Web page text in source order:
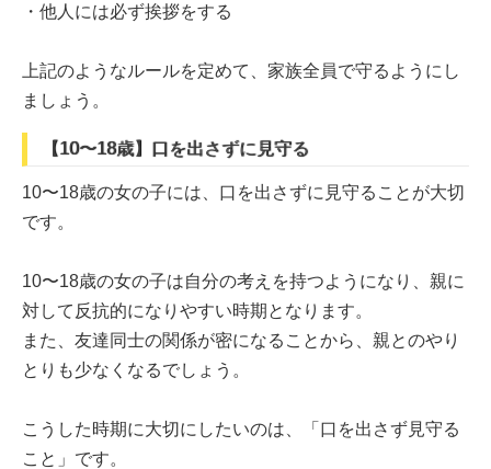
・他人には必ず挨拶をする
上記のようなルールを定めて、家族全員で守るようにし
ましょう。
【10〜18歳】口を出さずに見守る
10〜18歳の女の子には、口を出さずに見守ることが大切
です。
10〜18歳の女の子は自分の考えを持つようになり、親に
対して反抗的になりやすい時期となります。
また、友達同士の関係が密になることから、親とのやり
とりも少なくなるでしょう。
こうした時期に大切にしたいのは、「口を出さず見守る
こと」です。